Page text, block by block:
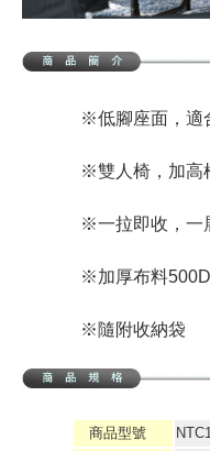
※低腳座面，適
※雙人椅，加高
※一拉即收，一
※加厚布料
※隨附收納袋
商品型號